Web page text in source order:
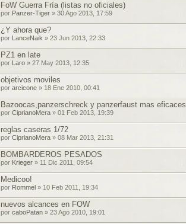
FoW Guerra Fría (listas no oficiales)
por Panzer-Tiger » 30 Ago 2013, 17:59
¿Y ahora que?
por LanceNaik » 23 Jun 2013, 22:33
PZ1 en late
por Laro » 27 May 2013, 12:35
objetivos moviles
por arcicone » 18 Ene 2010, 00:41
Bazoocas,panzerschreck y panzerfaust mas eficaces
por CiprianoMera » 01 Feb 2013, 19:39
reglas caseras 1/72
por CiprianoMera » 08 Mar 2013, 21:31
BOMBARDEROS PESADOS
por Krieger » 11 Dic 2011, 09:54
Medicoo!
por Rommel » 10 Feb 2011, 19:34
nuevos alcances en FOW
por caboPatan » 23 Ago 2010, 19:01